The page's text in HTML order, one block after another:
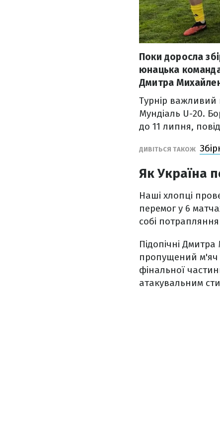
Поки доросла
юнацька команда
Дмитра
Турнір важливий
Мундіаль U-20.
до 11 липня,
ДИВІТЬСЯ ТАКОЖ
Як Україна
Наші хлопці
перемог у 6
собі
Підопічні
пропущений м'яч
фінальної
атакувальним